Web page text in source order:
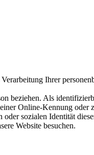
Ihrer
beziehen. Als
Online-Kennung
sozialen Identität
Website besuchen.